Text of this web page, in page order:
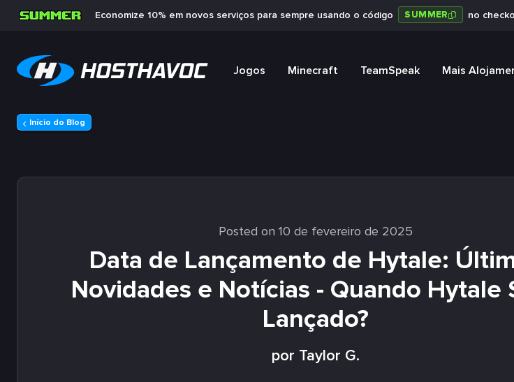
Economize 10% em novos serviços para sempre usando o código SUMMER no
Jogos Minecraft TeamSpeak Mais
Início do Blog
Posted on 10 de fevereiro de 2025
Data de Lançamento de Hytale:
Novidades e Notícias - Quando Hytale
Lançado?
por Taylor G.